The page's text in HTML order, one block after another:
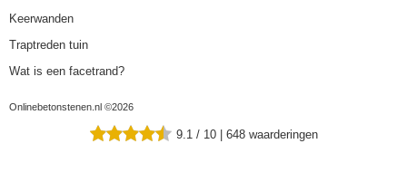
Keerwanden
Traptreden tuin
Wat is een facetrand?
Onlinebetonstenen.nl ©2026
9.1 / 10 | 648 waarderingen